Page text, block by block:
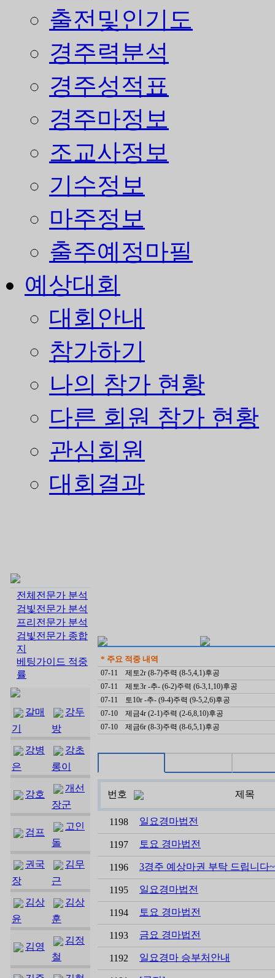
출전및인기도
경주력분석
경주성적표
경주마정보
조교사정보
기수정보
마주정보
출주예정마필
예상대회
대회안내
참가하기
나의 참가 현황
다른 회원 참가 현황
관심회원
대회결과
전체전문가 분석
검빛전문가 분석
프리전문가 분석
검빛전문가 종합
지
베팅가이드 적중
률
갈매
기
강두
방
강병
은
강초
롱이
강호
개선
장군
검프
고인
돌
권국
장
김무
근
김상
윤
김상
훈
김영
김정
철
* 주요 적중 내역
07-11
제토2r (8-7)주력 (8-5,4,1)후공
07-11
제토3r -추- (6-2)주력 (6-3,1,10)후공
07-11
토10r -추- (9-4)주력 (9-5,2,6)후공
07-10
제금4r (2-1)주력 (2-6,8,10)후공
07-10
제금6r (8-3)주력 (8-6,5,1)후공
번호 제목
1198 일요경마법전
1197 토요 경마법전
1196 3경주 예상마권 부탁 드립니다
1195 일요경마법전
1194 토요 경마법전
1193 금요 경마법전
1192 일요경마 승부처안내